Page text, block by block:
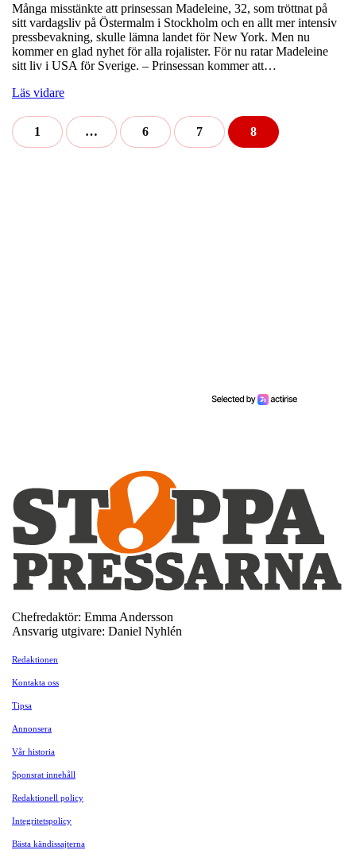
Många misstänkte att prinsessan Madeleine, 32, som tröttnat på
sitt vardagsliv på Östermalm i Stockholm och en allt mer intensiv
pressbevakning, skulle lämna landet för New York. Men nu
kommer en glad nyhet för alla rojalister. För nu ratar Madeleine
sitt liv i USA för Sverige. – Prinsessan kommer att…
Läs vidare
1 … 6 7 8
Chefredaktör: Emma Andersson
Ansvarig utgivare: Daniel Nyhlén
Redaktionen
Kontakta oss
Tipsa
Annonsera
Vår historia
Sponsrat innehåll
Redaktionell policy
Integritetspolicy
Bästa kändissajterna